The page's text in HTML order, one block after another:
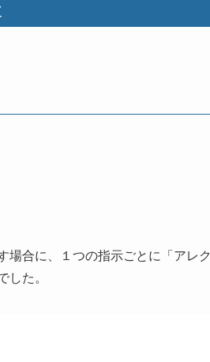
場合に、１つの指示ごとに「アレ
した。